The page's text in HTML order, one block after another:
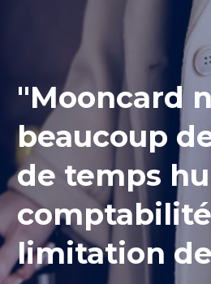
"Mooncard
beaucoup
de temps
limitation